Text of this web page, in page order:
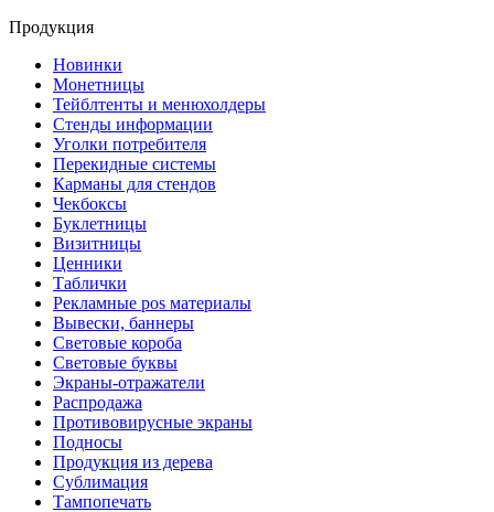
Продукция
Новинки
Монетницы
Тейблтенты и менюхолдеры
Стенды информации
Уголки потребителя
Перекидные системы
Карманы для стендов
Чекбоксы
Буклетницы
Визитницы
Ценники
Таблички
Рекламные pos материалы
Вывески, баннеры
Световые короба
Световые буквы
Экраны-отражатели
Распродажа
Противовирусные экраны
Подносы
Продукция из дерева
Сублимация
Тампопечать